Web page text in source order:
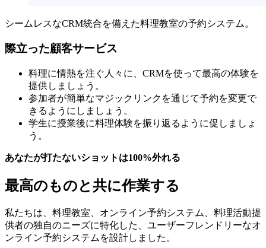
シームレスなCRM統合を備えた料理教室の予約システム。
際立った顧客サービス
料理に情熱を注ぐ人々に、CRMを使って最高の体験を
提供しましょう。
参加者が簡単なマジックリンクを通じて予約を変更で
きるようにしましょう。
学生に授業後に料理体験を振り返るように促しましょ
う。
あなたが打たないショットは100%外れる
最高のものと共に作業する
私たちは、料理教室、オンライン予約システム、料理活動提
供者の独自のニーズに特化した、ユーザーフレンドリーなオ
ンライン予約システムを設計しました。